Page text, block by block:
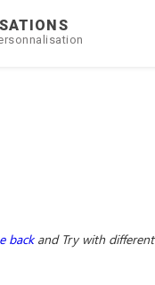
back and Try with